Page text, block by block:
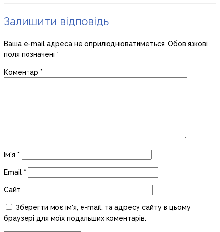
Залишити відповідь
Ваша e-mail адреса не оприлюднюватиметься. Обов’язкові
поля позначені *
Коментар *
Ім'я *
Email *
Сайт
Зберегти моє ім'я, e-mail, та адресу сайту в цьому
браузері для моїх подальших коментарів.